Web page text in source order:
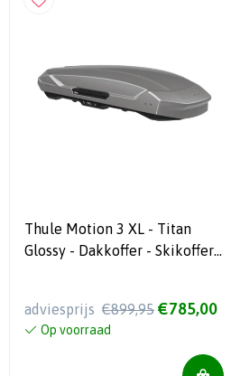
Thule Motion 3 XL - Titan
Glossy - Dakkoffer - Skikoffer -
adviesprijs €899,95 €785,00
Op voorraad